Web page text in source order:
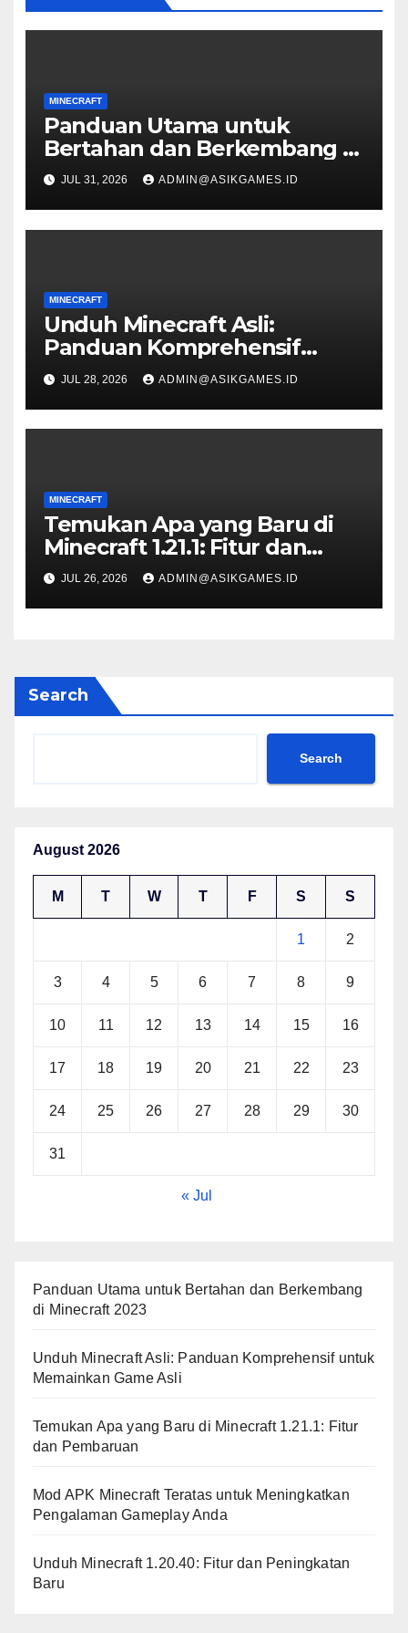
MINECRAFT
Panduan Utama untuk
Bertahan dan Berkembang di
Minecraft 2023
JUL 31, 2026 ADMIN@ASIKGAMES.ID
MINECRAFT
Unduh Minecraft Asli:
Panduan Komprehensif
untuk Memainkan Game Asli
JUL 28, 2026 ADMIN@ASIKGAMES.ID
MINECRAFT
Temukan Apa yang Baru di
Minecraft 1.21.1: Fitur dan
Pembaruan
JUL 26, 2026 ADMIN@ASIKGAMES.ID
Search
Search
August 2026
M T W T F S S
1 2
3 4 5 6 7 8 9
10 11 12 13 14 15 16
17 18 19 20 21 22 23
24 25 26 27 28 29 30
31
« Jul
Panduan Utama untuk Bertahan dan Berkembang
di Minecraft 2023
Unduh Minecraft Asli: Panduan Komprehensif untuk
Memainkan Game Asli
Temukan Apa yang Baru di Minecraft 1.21.1: Fitur
dan Pembaruan
Mod APK Minecraft Teratas untuk Meningkatkan
Pengalaman Gameplay Anda
Unduh Minecraft 1.20.40: Fitur dan Peningkatan
Baru